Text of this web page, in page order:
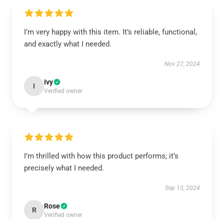
I’m very happy with this item. It’s reliable, functional,
and exactly what I needed.
Nov 27, 2024
I Ivy
Verified owner
I’m thrilled with how this product performs; it’s
precisely what I needed.
Sep 13, 2024
R Rose
Verified owner